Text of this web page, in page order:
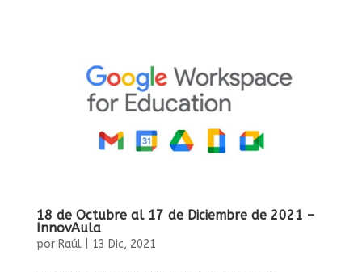
18 de Octubre al 17 de Diciembre de 2021 –
InnovAula
por Raúl| 13 Dic, 2021